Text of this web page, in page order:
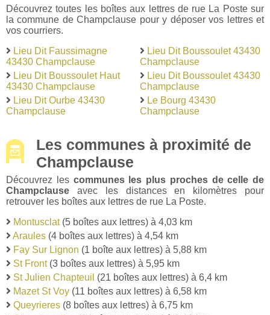
Découvrez toutes les boîtes aux lettres de rue La Poste sur
la commune de Champclause pour y déposer vos lettres et
vos courriers.
Lieu Dit Faussimagne
43430 Champclause
Lieu Dit Boussoulet Haut
43430 Champclause
Lieu Dit Ourbe 43430
Champclause
Lieu Dit Boussoulet 43430
Champclause
Lieu Dit Boussoulet 43430
Champclause
Le Bourg 43430
Champclause
Les communes à proximité de
Champclause
Découvrez les communes les plus proches de celle de
Champclause avec les distances en kilomètres pour
retrouver les boîtes aux lettres de rue La Poste.
Montusclat(5 boîtes aux lettres) à 4,03 km
Araules (4 boîtes aux lettres) à 4,54 km
Fay Sur Lignon (1 boîte aux lettres) à 5,88 km
St Front(3 boîtes aux lettres) à 5,95 km
St Julien Chapteuil (21 boîtes aux lettres) à 6,4 km
Mazet St Voy (11 boîtes aux lettres) à 6,58 km
Queyrieres (8 boîtes aux lettres) à 6,75 km